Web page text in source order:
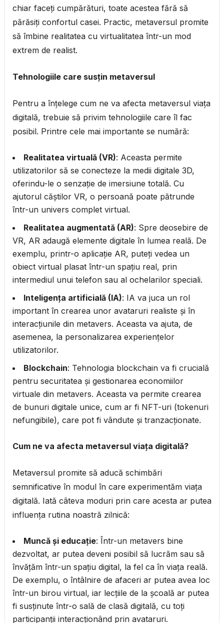
chiar faceți cumpărături, toate acestea fără să
părăsiți confortul casei. Practic, metaversul promite
să îmbine realitatea cu virtualitatea într-un mod
extrem de realist.
Tehnologiile care susțin metaversul
Pentru a înțelege cum ne va afecta metaversul viața
digitală, trebuie să privim tehnologiile care îl fac
posibil. Printre cele mai importante se numără:
Realitatea virtuală (VR): Aceasta permite
utilizatorilor să se conecteze la medii digitale 3D,
oferindu-le o senzație de imersiune totală. Cu
ajutorul căștilor VR, o persoană poate pătrunde
într-un univers complet virtual.
Realitatea augmentată (AR): Spre deosebire de
VR, AR adaugă elemente digitale în lumea reală. De
exemplu, printr-o aplicație AR, puteți vedea un
obiect virtual plasat într-un spațiu real, prin
intermediul unui telefon sau al ochelarilor speciali.
Inteligența artificială (IA): IA va juca un rol
important în crearea unor avataruri realiste și în
interacțiunile din metavers. Aceasta va ajuta, de
asemenea, la personalizarea experiențelor
utilizatorilor.
Blockchain: Tehnologia blockchain va fi crucială
pentru securitatea și gestionarea economiilor
virtuale din metavers. Aceasta va permite crearea
de bunuri digitale unice, cum ar fi NFT-uri (tokenuri
nefungibile), care pot fi vândute și tranzacționate.
Cum ne va afecta metaversul viața digitală?
Metaversul promite să aducă schimbări
semnificative în modul în care experimentăm viața
digitală. Iată câteva moduri prin care acesta ar putea
influența rutina noastră zilnică:
Muncă și educație: Într-un metavers bine
dezvoltat, ar putea deveni posibil să lucrăm sau să
învățăm într-un spațiu digital, la fel ca în viața reală.
De exemplu, o întâlnire de afaceri ar putea avea loc
într-un birou virtual, iar lecțiile de la școală ar putea
fi susținute într-o sală de clasă digitală, cu toți
participanții interacționând prin avataruri.